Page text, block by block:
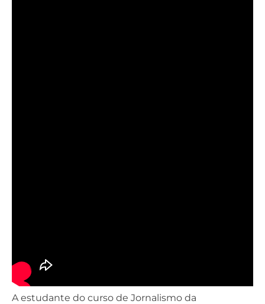
A estudante do curso de Jornalismo da